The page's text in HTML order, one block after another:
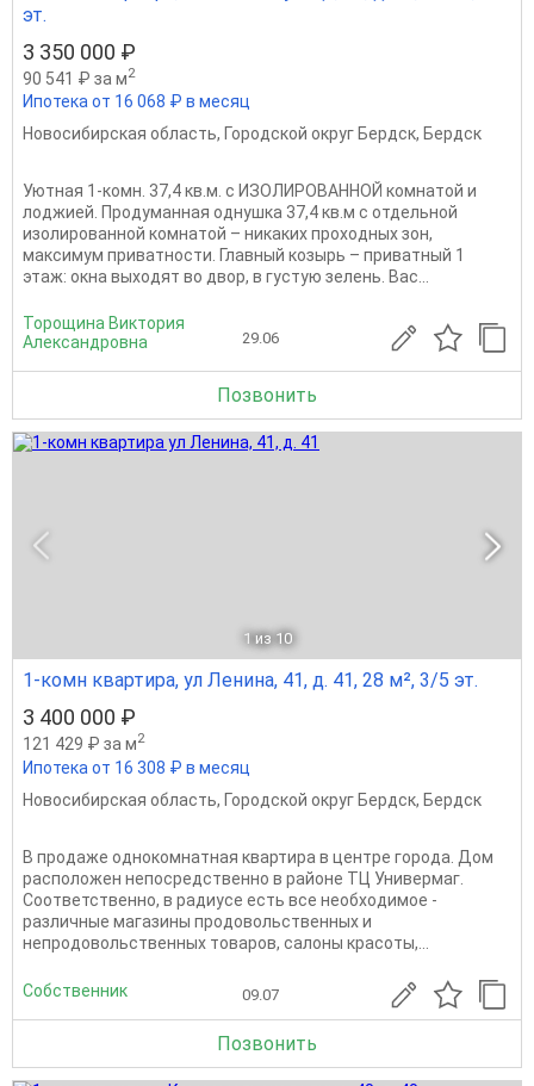
эт.
3 350 000 ₽
90 541 ₽ за м2
Ипотека от 16 068 ₽ в месяц
Новосибирская область, Городской округ Бердск, Бердск
Уютная 1-комн. 37,4 кв.м. с ИЗОЛИРОВАННОЙ комнатой и
лоджией. Продуманная однушка 37,4 кв.м с отдельной
изолированной комнатой – никаких проходных зон,
максимум приватности. Главный козырь – приватный 1
этаж: окна выходят во двор, в густую зелень. Вас...
Торощина Виктория
Александровна
29.06
Позвонить
1 из 10
1-комн квартира, ул Ленина, 41, д. 41, 28 м², 3/5 эт.
3 400 000 ₽
121 429 ₽ за м2
Ипотека от 16 308 ₽ в месяц
Новосибирская область, Городской округ Бердск, Бердск
В продаже однокомнатная квартира в центре города. Дом
расположен непосредственно в районе ТЦ Универмаг.
Соответственно, в радиусе есть все необходимое -
различные магазины продовольственных и
непродовольственных товаров, салоны красоты,...
Собственник 09.07
Позвонить